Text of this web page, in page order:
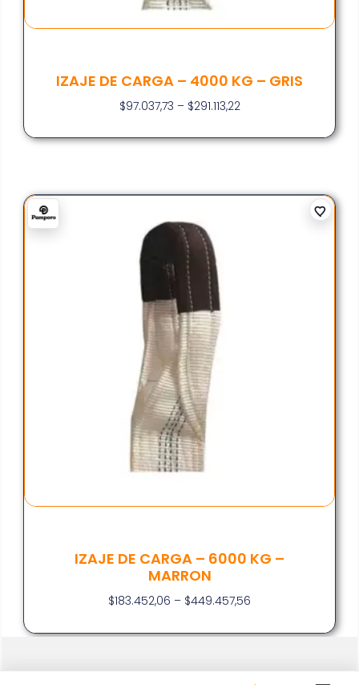
IZAJE DE CARGA – 4000 KG – GRIS
$97.037,73 – $291.113,22
IZAJE DE CARGA – 6000 KG –
MARRON
$183.452,06 – $449.457,56